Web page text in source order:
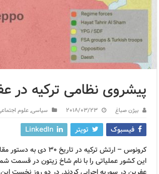
پیشروی نظامی ترکیه در
بیژن صباغ 2018/03/23 سیاسی,علوم
فیسبوک تویتر
LinkedIn
کرونوس – ارتش ترکیه
این کشور عملیاتی را با نام شاخ زیتون در قسمت